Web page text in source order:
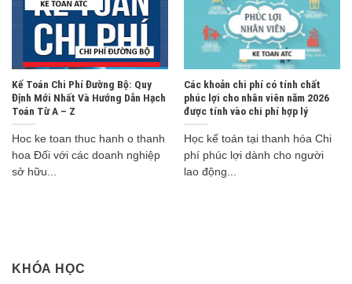
Kế Toán Chi Phí Đường Bộ: Quy
Định Mới Nhất Và Hướng Dẫn Hạch
Toán Từ A – Z
Hoc ke toan thuc hanh o thanh
hoa Đối với các doanh nghiệp
sở hữu...
Các khoản chi phí có tính chất
phúc lợi cho nhân viên năm 2026
được tính vào chi phí hợp lý
Học kế toán tại thanh hóa Chi
phí phúc lợi dành cho người
lao động...
KHÓA HỌC